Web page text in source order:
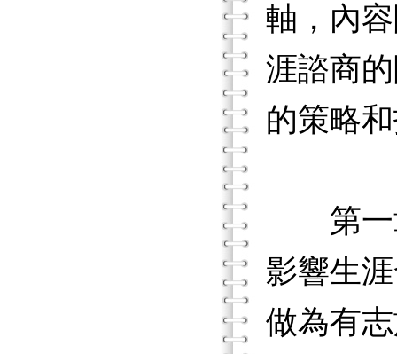
軸，內
涯諮商
的策略
第一章
影響生
做為有